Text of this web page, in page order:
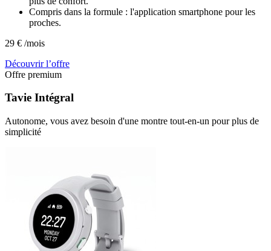
Compris dans la formule : l'application smartphone pour les
proches.
29 € /mois
Découvrir l’offre
Offre premium
Tavie Intégral
Autonome, vous avez besoin d'une montre tout-en-un pour plus de
simplicité